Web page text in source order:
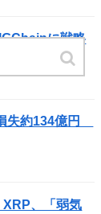
に戦略
失約134億円
XRP、「弱気